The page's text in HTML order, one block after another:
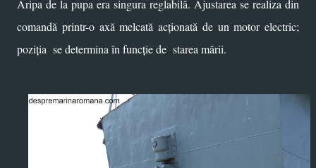
Aripa de la pupa era singura reglabilă. Ajustarea se realiza din
comandă printr-o axă melcată acționată de un motor electric;
poziția se determina în funcție de starea mării.